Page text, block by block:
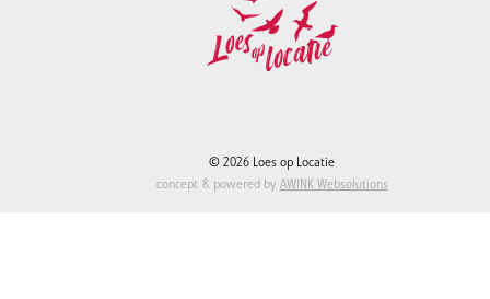
© 2026 Loes op Locatie
concept & powered by AWINK Websolutions